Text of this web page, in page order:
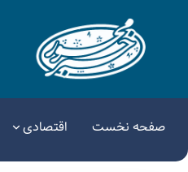
صفحه نخست اقتصادی